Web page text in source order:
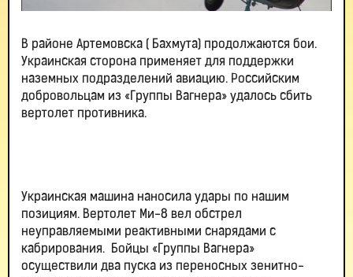
В районе Артемовска ( Бахмута) продолжаются бои.
Украинская сторона применяет для поддержки
наземных подразделений авиацию. Российским
добровольцам из «Группы Вагнера» удалось сбить
вертолет противника.
Украинская машина наносила удары по нашим
позициям. Вертолет Ми-8 вел обстрел
неуправляемыми реактивными снарядами с
кабрирования. Бойцы «Группы Вагнера»
осуществили два пуска из переносных зенитно-